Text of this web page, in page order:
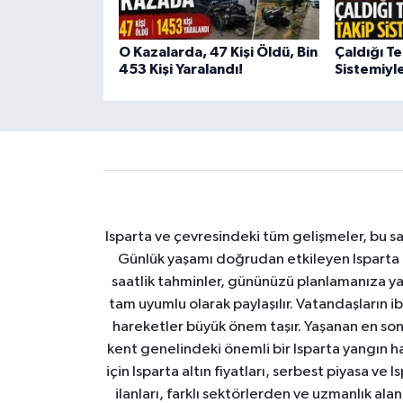
O Kazalarda, 47 Kişi Öldü, Bin
453 Kişi Yaralandı!
Çaldığı
Isparta ve çevresindeki tüm gelişmeler, bu
Günlük yaşamı doğrudan etkileyen
saatlik tahminler, gününüzü planlamanıza
tam uyumlu olarak paylaşılır.
hareketler büyük önem taşır. Yaşanan en
kent genelindeki önemli bir Isparta yangın
için Isparta altın fiyatları, serbest piyasa ve
ilanları, farklı sektörlerden ve uzmanlık